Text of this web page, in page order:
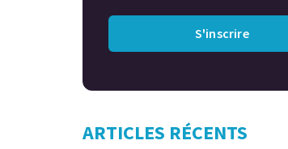
S'inscrire
ARTICLES RÉCENTS